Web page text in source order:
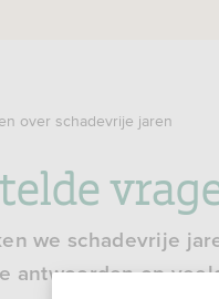
over schadevrije jaren
we schadevrije
antwoorden op